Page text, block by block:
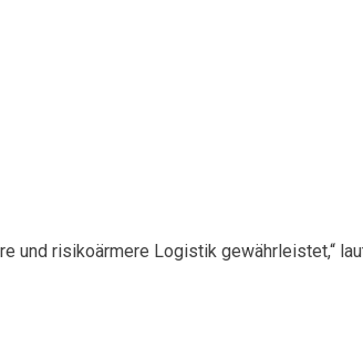
und risikoärmere Logistik gewährleistet,“